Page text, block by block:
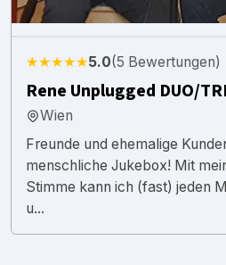
★★★★★5.0(5 Bewertungen)
Rene Unplugged DUO/
Wien
Freunde und ehemalige
menschliche Jukebox! Mit
Stimme kann ich (fast) jeden
u...